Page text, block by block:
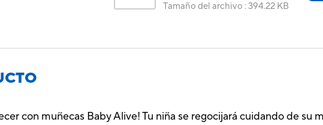
Tamaño del archivo :394.22 KB
con muñecas Baby Alive! Tu niña se regocijará cuidando de su